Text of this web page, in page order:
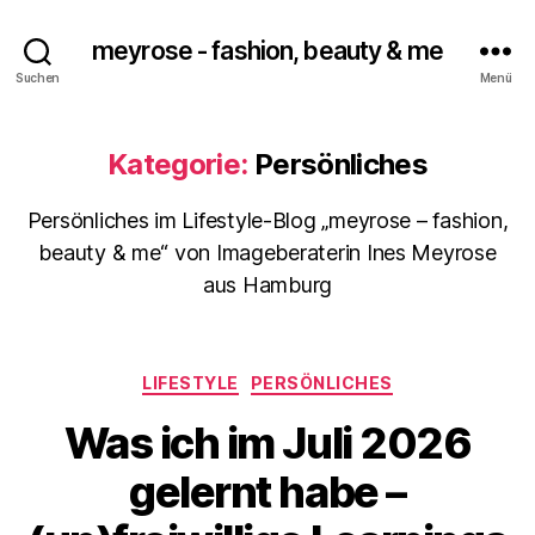
Suchen
meyrose - fashion, beauty & me
Menü
Kategorie: Persönliches
Persönliches im Lifestyle-Blog „meyrose – fashion,
beauty & me“ von Imageberaterin Ines Meyrose
aus Hamburg
Kategorien
LIFESTYLE PERSÖNLICHES
Was ich im Juli 2026
gelernt habe –